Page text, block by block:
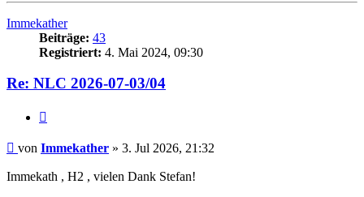
Immekather
Beiträge: 43
Registriert: 4. Mai 2024, 09:30
Re: NLC 2026-07-03/04
Beitrag
von Immekather » 3. Jul 2026, 21:32
Immekath , H2 , vielen Dank Stefan!